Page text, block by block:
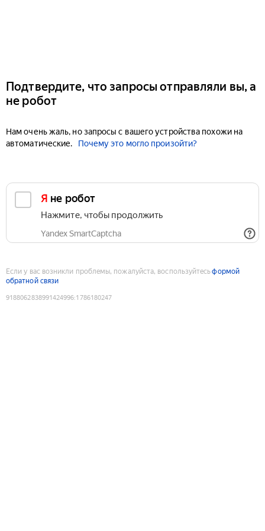
Подтвердите, что запросы отправляли вы, а
не робот
Нам очень жаль, но запросы с вашего устройства похожи на
автоматические.
Почему это могло произойти?
Я не робот
Нажмите, чтобы продолжить
Yandex SmartCaptcha
Если у вас возникли проблемы, пожалуйста, воспользуйтесьформой
обратной связи
9188062838991424996:1786180247